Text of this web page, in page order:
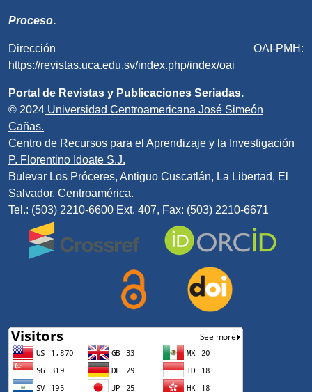
Proceso.
Dirección OAI-PMH:
https://revistas.uca.edu.sv/index.php/index/oai
Portal de Revistas y Publicaciones Seriadas.
© 2024 Universidad Centroamericana José Simeón
Cañas.
Centro de Recursos para el Aprendizaje y la Investigación
P. Florentino Idoate S.J.
Bulevar Los Próceres, Antiguo Cuscatlán, La Libertad, El
Salvador, Centroamérica.
Tel.: (503) 2210-6600 Ext. 407, Fax: (503) 2210-6671